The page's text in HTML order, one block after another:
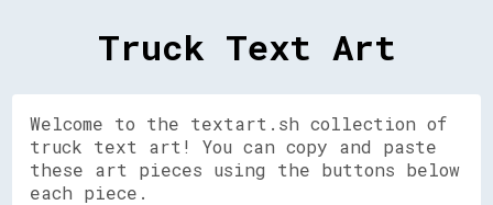
Truck Text Art
Welcome to the textart.sh collection of
truck text art! You can copy and paste
these art pieces using the buttons below
each piece.